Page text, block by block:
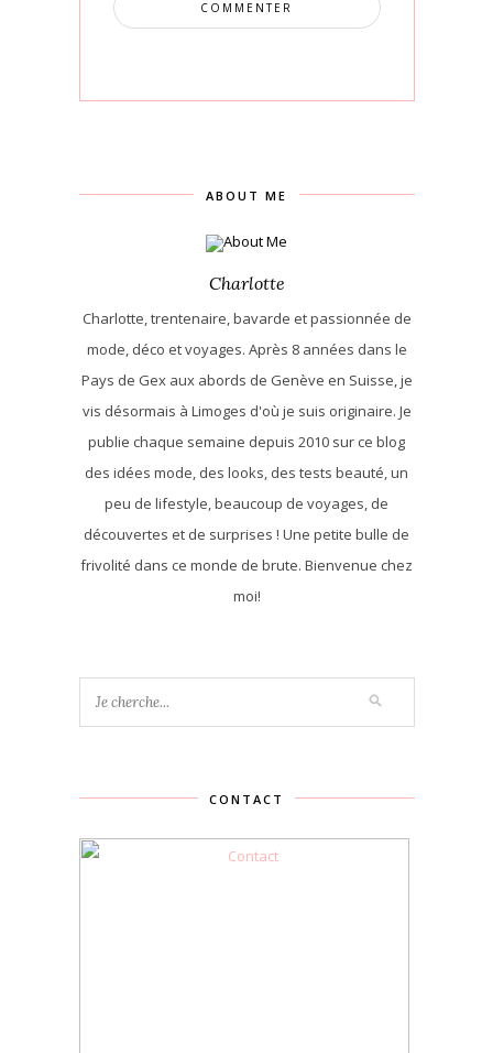
ABOUT ME
Charlotte
Charlotte, trentenaire, bavarde et passionnée de
mode, déco et voyages. Après 8 années dans le
Pays de Gex aux abords de Genève en Suisse, je
vis désormais à Limoges d'où je suis originaire. Je
publie chaque semaine depuis 2010 sur ce blog
des idées mode, des looks, des tests beauté, un
peu de lifestyle, beaucoup de voyages, de
découvertes et de surprises ! Une petite bulle de
frivolité dans ce monde de brute. Bienvenue chez
moi!
CONTACT